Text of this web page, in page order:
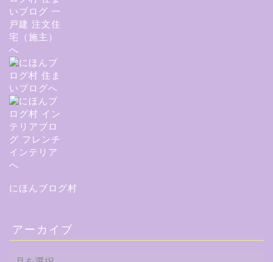
にほんブログ村
アーカイブ